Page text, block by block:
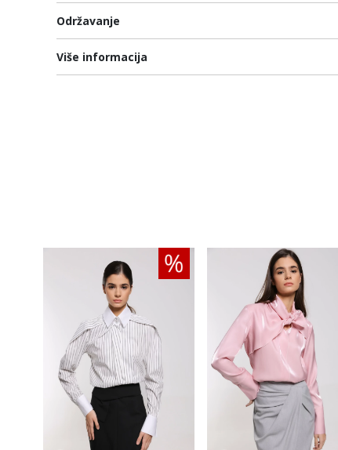
Održavanje
Više informacija